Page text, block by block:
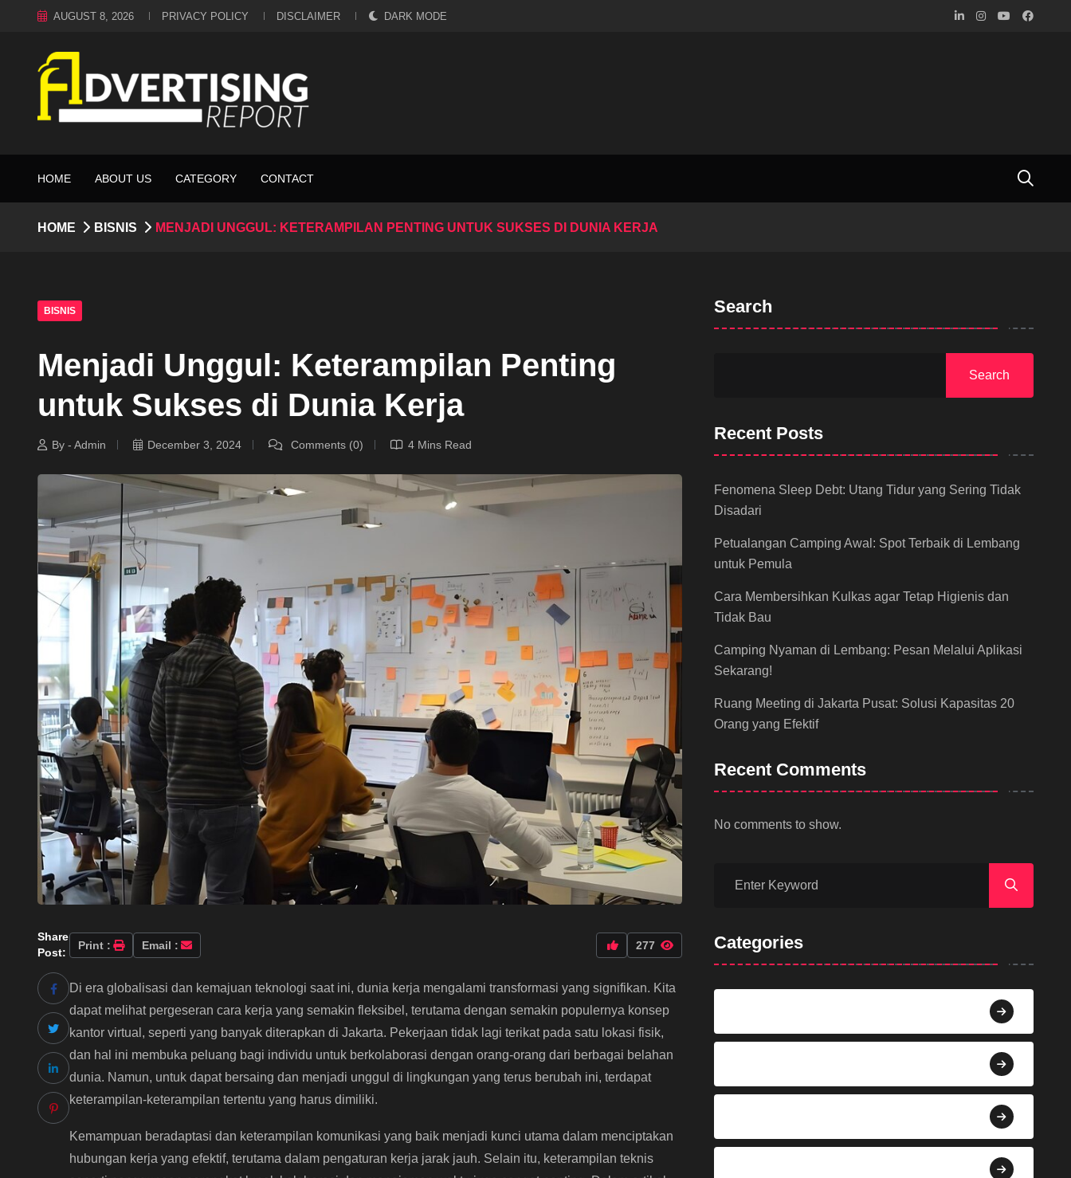
AUGUST 8, 2026 PRIVACY POLICY DISCLAIMER DARK MODE
HOME ABOUT US CATEGORY CONTACT
HOME BISNIS MENJADI UNGGUL: KETERAMPILAN PENTING UNTUK SUKSES DI DUNIA KERJA
BISNIS
Menjadi Unggul: Keterampilan Penting
untuk Sukses di Dunia Kerja
By - Admin December 3, 2024 Comments (0) 4 Mins Read
Share
Post:
Print : Email : 277
Di era globalisasi dan kemajuan teknologi saat ini, dunia kerja mengalami transformasi yang signifikan. Kita
dapat melihat pergeseran cara kerja yang semakin fleksibel, terutama dengan semakin populernya konsep
kantor virtual, seperti yang banyak diterapkan di Jakarta. Pekerjaan tidak lagi terikat pada satu lokasi fisik,
dan hal ini membuka peluang bagi individu untuk berkolaborasi dengan orang-orang dari berbagai belahan
dunia. Namun, untuk dapat bersaing dan menjadi unggul di lingkungan yang terus berubah ini, terdapat
keterampilan-keterampilan tertentu yang harus dimiliki.
Kemampuan beradaptasi dan keterampilan komunikasi yang baik menjadi kunci utama dalam menciptakan
hubungan kerja yang efektif, terutama dalam pengaturan kerja jarak jauh. Selain itu, keterampilan teknis
Search
Search
Recent Posts
Fenomena Sleep Debt: Utang Tidur yang Sering Tidak
Disadari
Petualangan Camping Awal: Spot Terbaik di Lembang
untuk Pemula
Cara Membersihkan Kulkas agar Tetap Higienis dan
Tidak Bau
Camping Nyaman di Lembang: Pesan Melalui Aplikasi
Sekarang!
Ruang Meeting di Jakarta Pusat: Solusi Kapasitas 20
Orang yang Efektif
Recent Comments
No comments to show.
Categories